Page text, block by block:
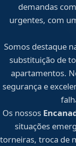
demandas
urgentes, com
Somos destaque
substituição de
apartamentos.
segurança e
Os nossos
situações
torneiras, troca de